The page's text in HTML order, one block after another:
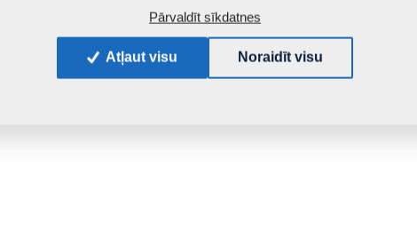
Pārvaldīt sīkdatnes
Atļaut visu Noraidīt visu